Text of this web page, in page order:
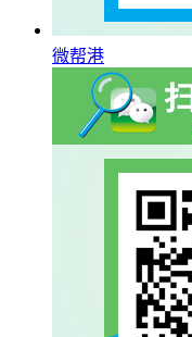
微帮港